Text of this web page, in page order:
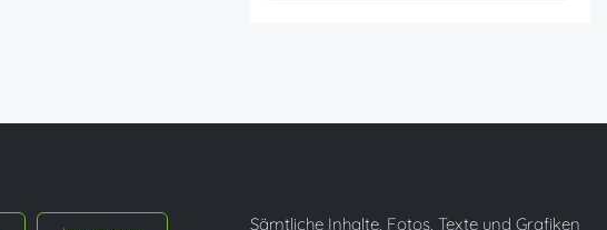
Sämtliche Inhalte, Fotos, Texte und Grafiken